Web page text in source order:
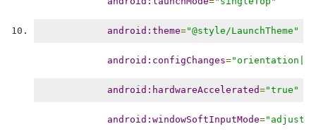
android:theme="@style/LaunchTheme"
android:configChanges=
android:hardwareAccelerated="true"
android:windowSoftInputMode=